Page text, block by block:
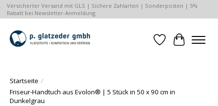
Versicherter Versand mit GLS | Sichere Zahlarten | Sonderposten | 5%
Rabatt bei Newsletter-Anmeldung
Wunschzettel
Ihr
Startseite /
Friseur-Handtuch aus Evolon® | 5 Stück in 50 x 90 cm in
Dunkelgrau